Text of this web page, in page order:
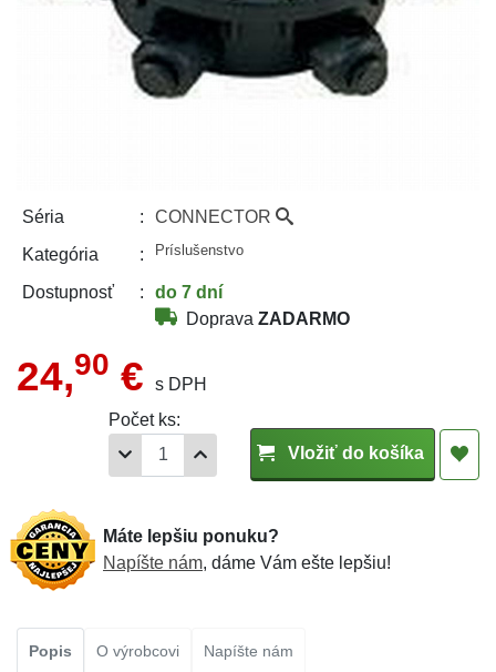
Séria CONNECTOR
Kategória Príslušenstvo
Dostupnosť
do 7 dní
Doprava ZADARMO
24,90 €
s DPH
Počet ks:
Vložiť do košíka
Máte lepšiu ponuku?
Napíšte nám, dáme Vám ešte lepšiu!
Popis O výrobcovi Napíšte nám